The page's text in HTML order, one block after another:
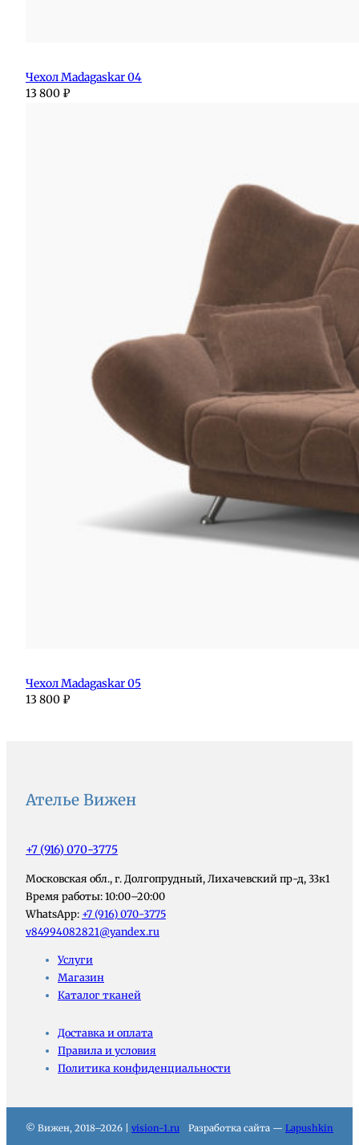
Чехол Madagaskar 04
13 800 ₽
Чехол Madagaskar 05
13 800 ₽
Ателье Вижен
+7 (916) 070-3775
Московская обл., г. Долгопрудный, Лихачевский пр-д, 33к1
Время работы: 10:00–20:00
WhatsApp: +7 (916) 070-3775
v84994082821@yandex.ru
Услуги
Магазин
Каталог тканей
Доставка и оплата
Правила и условия
Политика конфиденциальности
© Вижен, 2018–2026 | vision-1.ru Разработка сайта — Lapushkin